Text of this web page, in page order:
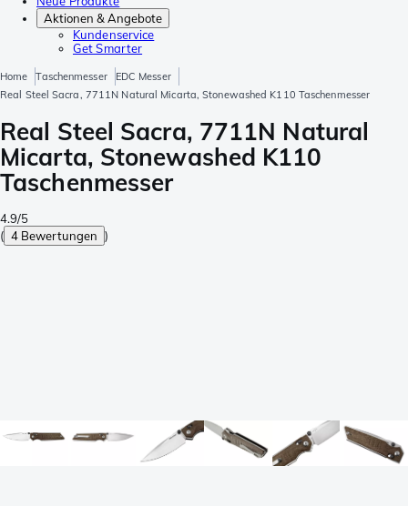
Aktionen & Angebote
Kundenservice
Get Smarter
Home Taschenmesser
EDC Messer
Real Steel Sacra, 7711N Natural Micarta, Stonewashed K110 Taschenmesser
Real Steel Sacra, 7711N Natural
Micarta, Stonewashed K110
Taschenmesser
4.9/5
( 4 Bewertungen )